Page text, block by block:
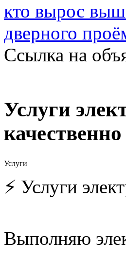
Ссылка на
Услуги
качественно
Услуги
⚡ Услуги
Выполняю